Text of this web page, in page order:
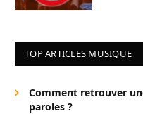
TOP ARTICLES MUSIQUE
Comment retrouver
paroles ?